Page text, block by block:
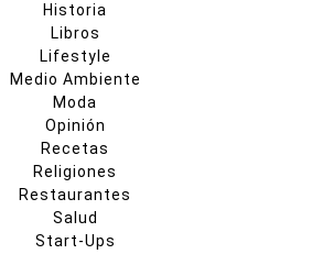
Historia
Libros
Lifestyle
Medio Ambiente
Moda
Opinión
Recetas
Religiones
Restaurantes
Salud
Start-Ups